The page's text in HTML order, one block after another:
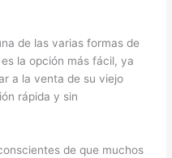
de las varias formas de
la opción más fácil, ya
a la venta de su viejo
rápida y sin
de que muchos